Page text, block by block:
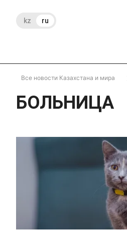
kz ru
Все новости Казахстана и мира
БОЛЬНИЦА